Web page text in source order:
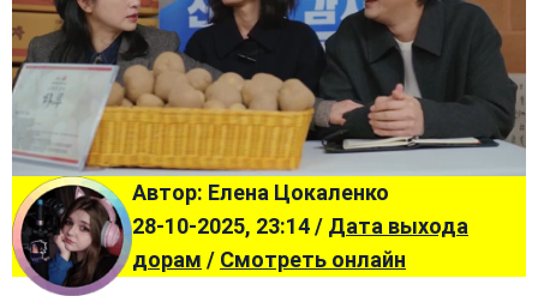
Автор: Елена Цокаленко
28-10-2025, 23:14 / Дата выхода
дорам / Смотреть онлайн